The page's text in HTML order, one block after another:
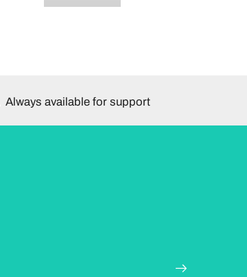
Always available for support